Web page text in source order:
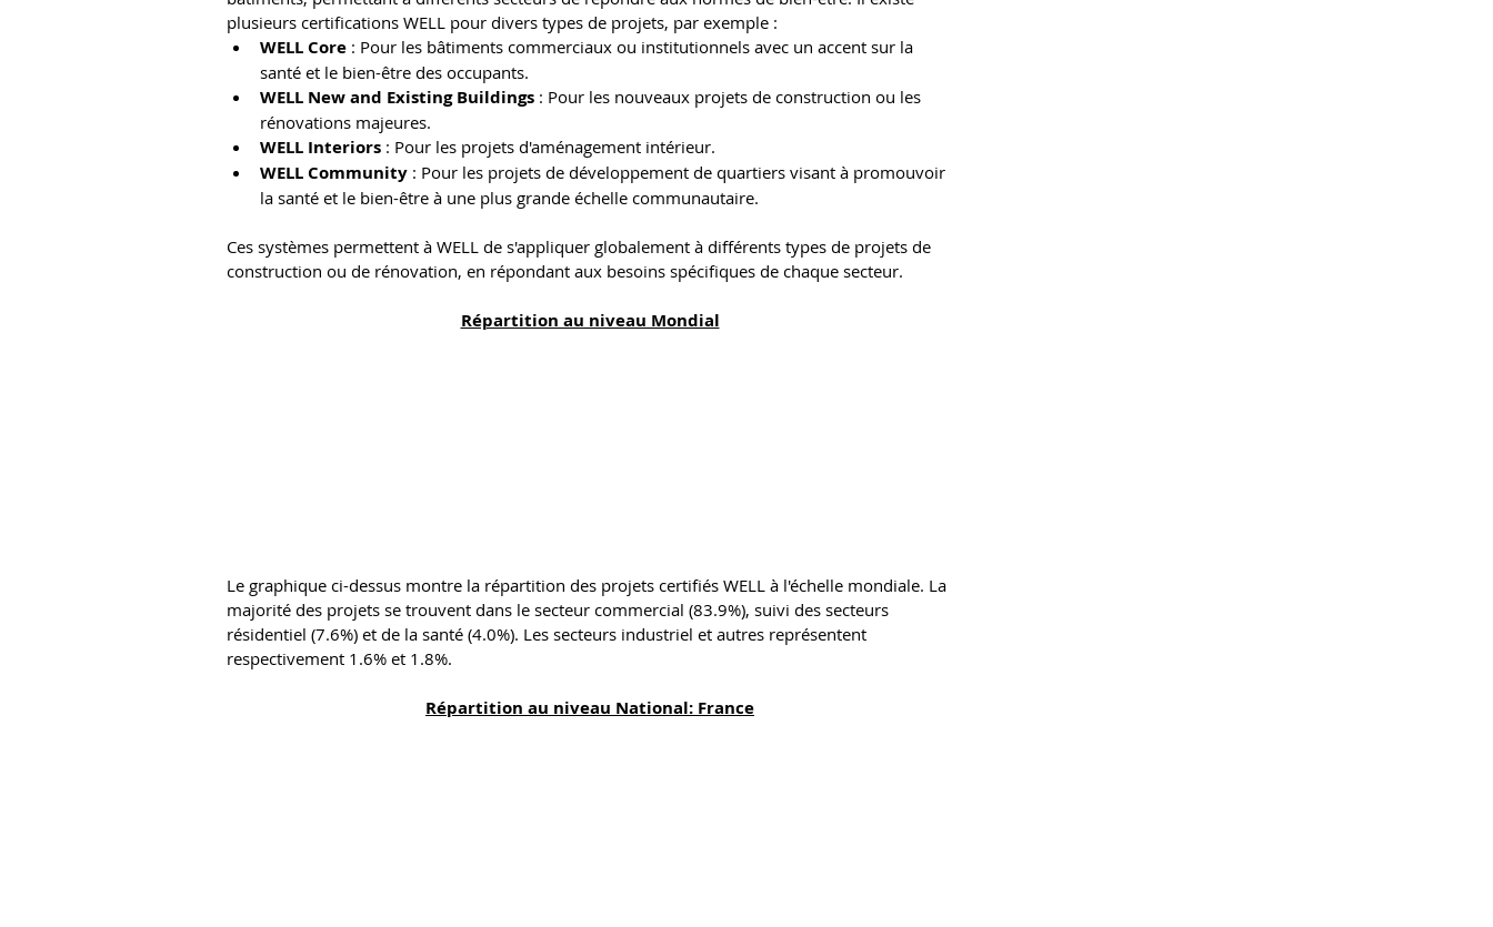
plusieurs certifications WELL pour divers types de projets, par exemple :
WELL Core : Pour les bâtiments commerciaux ou institutionnels avec un accent sur la
santé et le bien-être des occupants.
WELL New and Existing Buildings : Pour les nouveaux projets de construction ou les
rénovations majeures.
WELL Interiors : Pour les projets d'aménagement intérieur.
WELL Community : Pour les projets de développement de quartiers visant à promouvoir
la santé et le bien-être à une plus grande échelle communautaire.
Ces systèmes permettent à WELL de s'appliquer globalement à différents types de projets de
construction ou de rénovation, en répondant aux besoins spécifiques de chaque secteur.
Répartition au niveau Mondial
Le graphique ci-dessus montre la répartition des projets certifiés WELL à l'échelle mondiale. La
majorité des projets se trouvent dans le secteur commercial (83.9%), suivi des secteurs
résidentiel (7.6%) et de la santé (4.0%). Les secteurs industriel et autres représentent
respectivement 1.6% et 1.8%.
Répartition au niveau National: France